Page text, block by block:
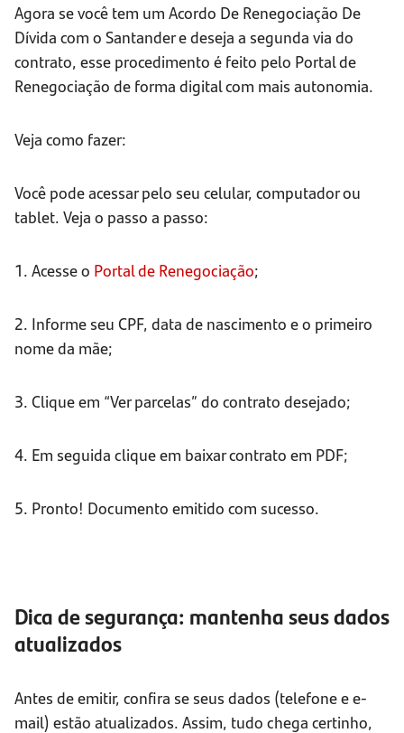
Agora se você tem um Acordo De Renegociação De
Dívida com o Santander e deseja a segunda via do
contrato, esse procedimento é feito pelo Portal de
Renegociação de forma digital com mais autonomia.
Veja como fazer:
Você pode acessar pelo seu celular, computador ou
tablet. Veja o passo a passo:
1. Acesse o Portal de Renegociação;
2. Informe seu CPF, data de nascimento e o primeiro
nome da mãe;
3. Clique em “Ver parcelas” do contrato desejado;
4. Em seguida clique em baixar contrato em PDF;
5. Pronto! Documento emitido com sucesso.
Dica de segurança: mantenha seus dados
atualizados
Antes de emitir, confira se seus dados (telefone e e-
mail) estão atualizados. Assim, tudo chega certinho,